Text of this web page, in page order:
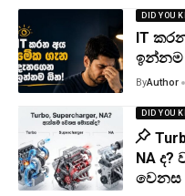
DID YOU
IT
ByAuthor
DID YOU
NA
වෙනස